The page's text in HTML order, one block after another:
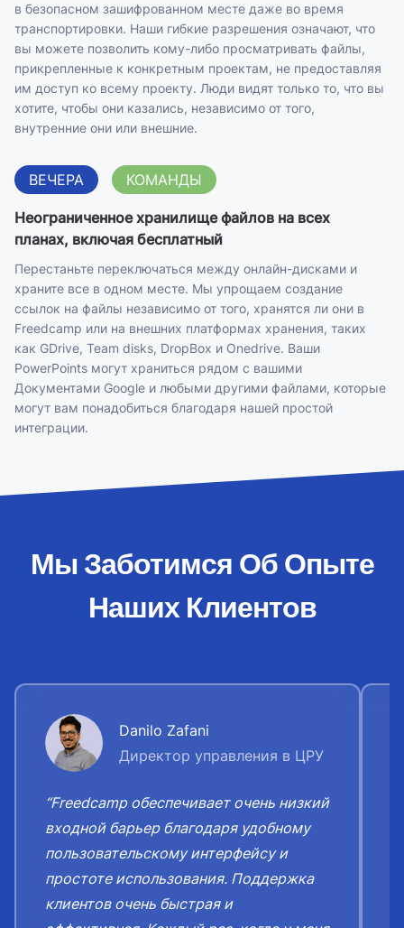
в безопасном зашифрованном месте даже во время
транспортировки. Наши гибкие разрешения означают, что
вы можете позволить кому-либо просматривать файлы,
прикрепленные к конкретным проектам, не предоставляя
им доступ ко всему проекту. Люди видят только то, что вы
хотите, чтобы они казались, независимо от того,
внутренние они или внешние.
ВЕЧЕРА КОМАНДЫ
Неограниченное хранилище файлов на всех
планах, включая бесплатный
Перестаньте переключаться между онлайн-дисками и
храните все в одном месте. Мы упрощаем создание
ссылок на файлы независимо от того, хранятся ли они в
Freedcamp или на внешних платформах хранения, таких
как GDrive, Team disks, DropBox и Onedrive. Ваши
PowerPoints могут храниться рядом с вашими
Документами Google и любыми другими файлами, которые
могут вам понадобиться благодаря нашей простой
интеграции.
Мы Заботимся Об Опыте
Наших Клиентов
Danilo Zafani
Директор управления в ЦРУ
“Freedcamp обеспечивает очень низкий
входной барьер благодаря удобному
пользовательскому интерфейсу и
простоте использования. Поддержка
клиентов очень быстрая и